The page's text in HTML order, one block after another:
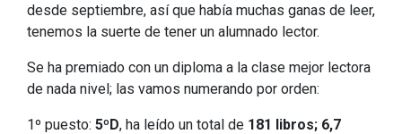
desde septiembre, así que había muchas ganas de leer,
tenemos la suerte de tener un alumnado lector.
Se ha premiado con un diploma a la clase mejor lectora
de nada nivel; las vamos numerando por orden:
1º puesto: 5ºD, ha leído un total de 181 libros; 6,7